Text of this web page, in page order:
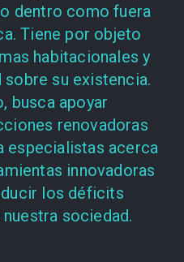
dentro como fuera
Tiene por objeto
habitacionales y
su existencia.
busca apoyar
renovadoras
especialistas acerca
innovadoras
los déficits
sociedad.